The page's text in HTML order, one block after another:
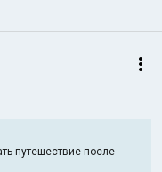
путешествие после